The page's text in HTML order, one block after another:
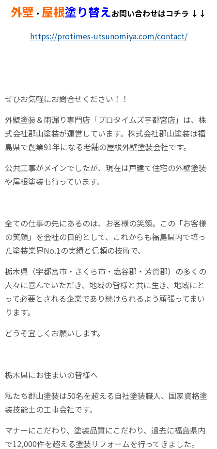
外壁 ・ 屋根塗り替えお問い合わせはコチラ ↓↓
https://protimes-utsunomiya.com/contact/
ぜひお気軽にお問合せください！！
外壁塗装＆雨漏り専門店「プロタイムズ宇都宮店」は、株
式会社郡山塗装が運営しています。株式会社郡山塗装は福
島県で創業91年になる老舗の屋根外壁塗装会社です。
公共工事がメインでしたが、現在は戸建て住宅の外壁塗装
や屋根塗装も行っています。
全ての仕事の先にあるのは、お客様の笑顔。この「お客様
の笑顔」を会社の目的として、これからも福島県内で培っ
た塗装業界No.1の実績と信頼の技術で、
栃木県（宇都宮市・さくら市・塩谷郡・芳賀郡）の多くの
人々に喜んでいただき、地域の皆様と共に生き、地域にと
って必要とされる企業であり続けられるよう頑張ってまい
ります。
どうぞ宜しくお願いします。
栃木県にお住まいの皆様へ
私たち郡山塗装は50名を超える自社塗装職人、国家資格塗
装技能士の工事会社です。
マナーにこだわり、塗装品質にこだわり、過去に福島県内
で12,000件を超える塗装リフォームを行ってきました。